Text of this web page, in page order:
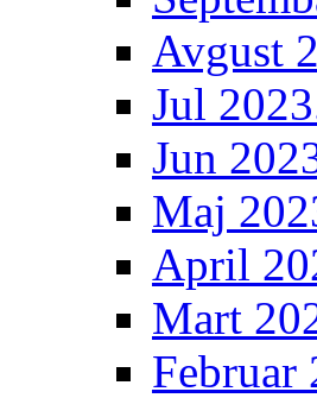
Avgust
Jul
Jun
Maj
April
Mart
Februar